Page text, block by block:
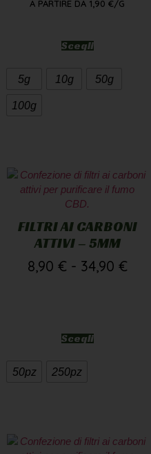
A PARTIRE DA 1,90 €/G
Scegli
5g 10g 50g
100g
FILTRI AI CARBONI
ATTIVI – 5MM
8,90 € - 34,90 €
Scegli
50pz 250pz